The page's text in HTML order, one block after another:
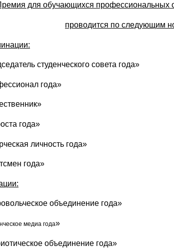
для обучающихся профессиональных
проводится по следующим
студенческого совета года»
года»
года»
личность года»
года»
объединение года»
медиа года»
объединение года»